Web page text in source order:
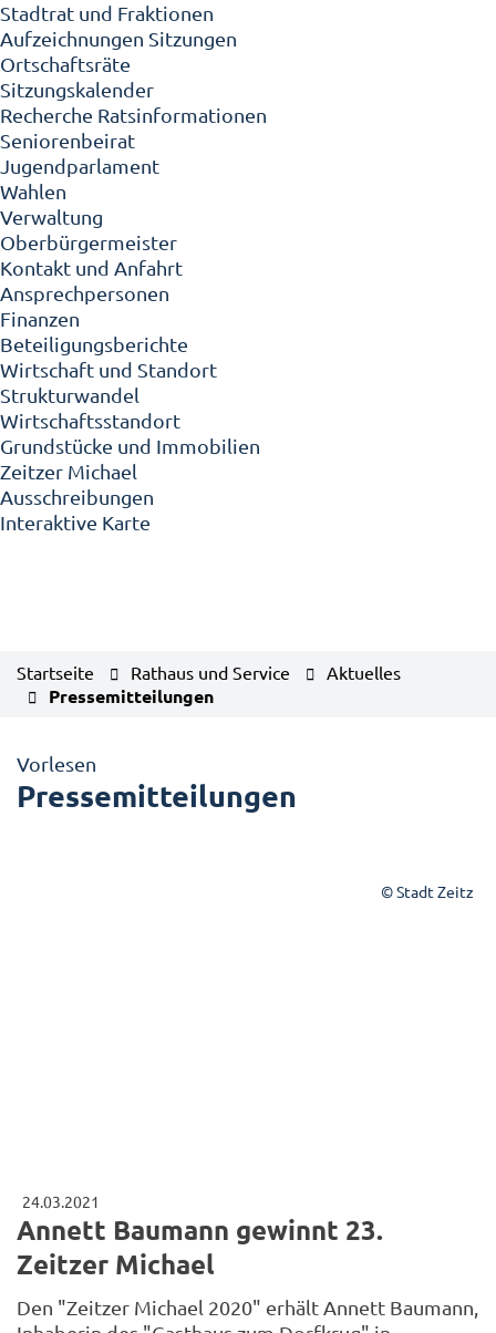
Stadtrat und Fraktionen
Aufzeichnungen Sitzungen
Ortschaftsräte
Sitzungskalender
Recherche Ratsinformationen
Seniorenbeirat
Jugendparlament
Wahlen
Verwaltung
Oberbürgermeister
Kontakt und Anfahrt
Ansprechpersonen
Finanzen
Beteiligungsberichte
Wirtschaft und Standort
Strukturwandel
Wirtschaftsstandort
Grundstücke und Immobilien
Zeitzer Michael
Ausschreibungen
Interaktive Karte
Startseite Rathaus und Service Aktuelles
Pressemitteilungen
Vorlesen
Pressemitteilungen
© Stadt Zeitz
24.03.2021
Annett Baumann gewinnt 23.
Zeitzer Michael
Den "Zeitzer Michael 2020" erhält Annett Baumann,